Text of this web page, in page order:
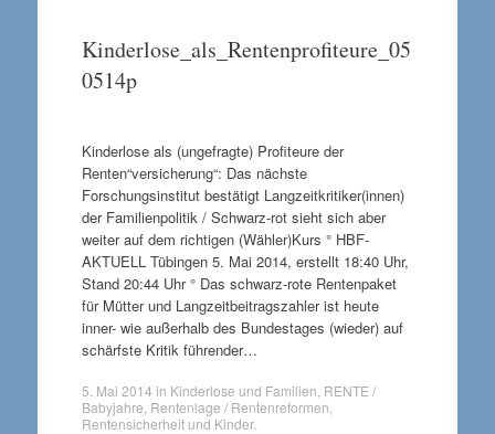
Kinderlose_als_Rentenprofiteure_05
0514p
Kinderlose als (ungefragte) Profiteure der
Renten“versicherung“: Das nächste
Forschungsinstitut bestätigt Langzeitkritiker(innen)
der Familienpolitik / Schwarz-rot sieht sich aber
weiter auf dem richtigen (Wähler)Kurs ° HBF-
AKTUELL Tübingen 5. Mai 2014, erstellt 18:40 Uhr,
Stand 20:44 Uhr ° Das schwarz-rote Rentenpaket
für Mütter und Langzeitbeitragszahler ist heute
inner- wie außerhalb des Bundestages (wieder) auf
schärfste Kritik führender…
5. Mai 2014 in Kinderlose und Familien RENTE /
Babyjahre Rentenlage / Rentenreformen
Rentensicherheit und Kinder.